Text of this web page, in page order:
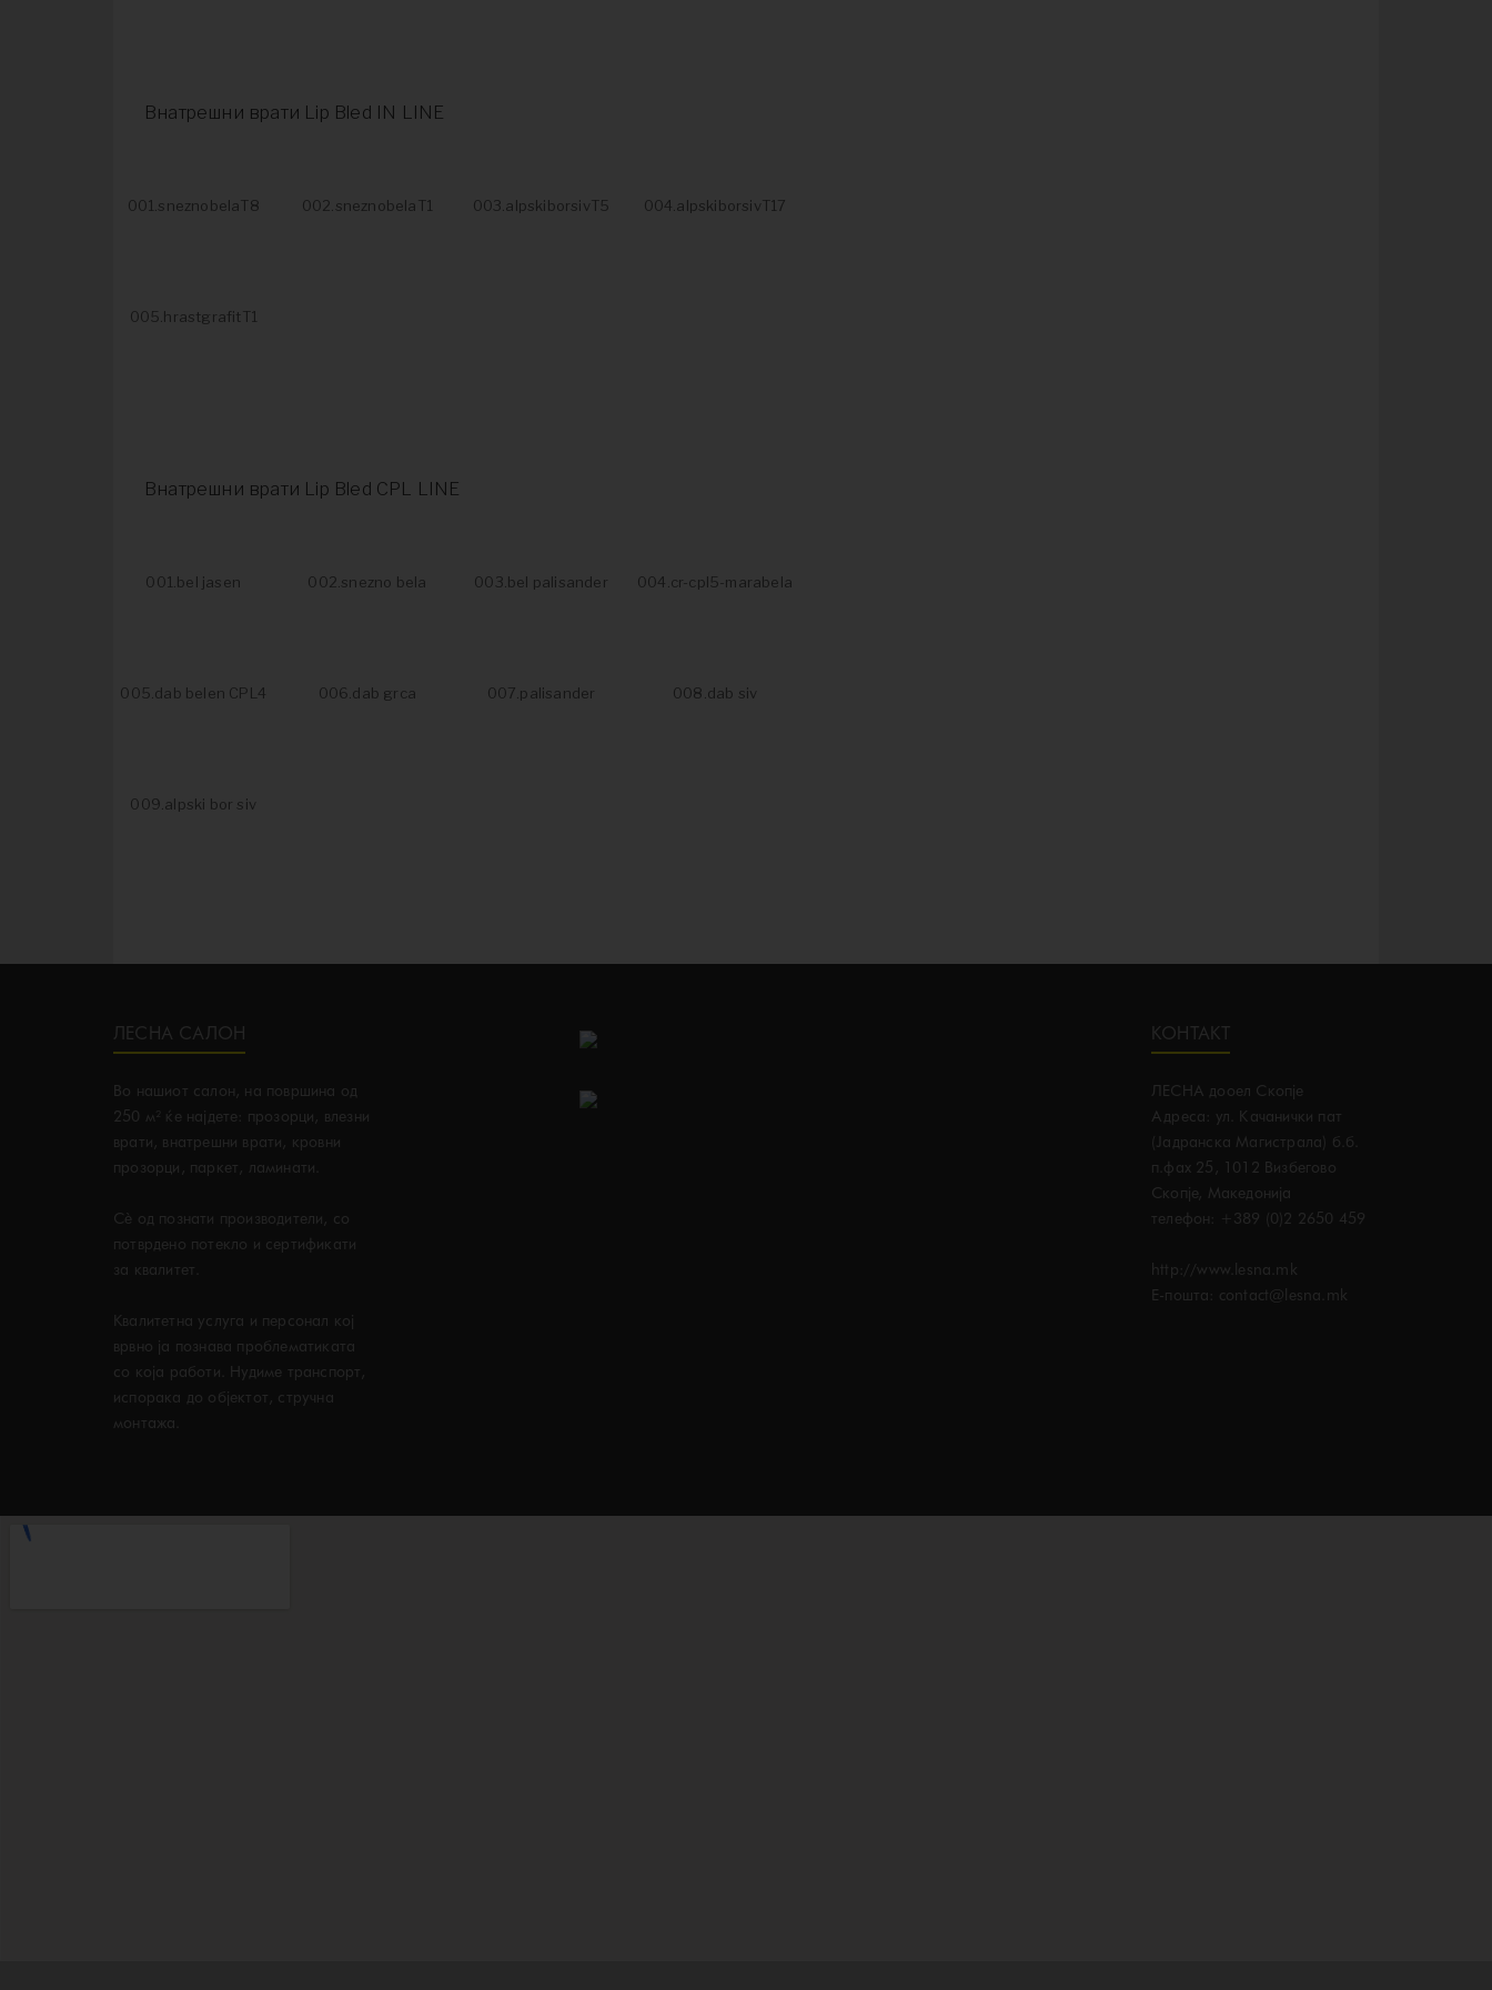
Внатрешни врати Lip Bled IN LINE
001.sneznobelaT8 002.sneznobelaT1 003.alpskiborsivT5 004.alpskiborsivT17
005.hrastgrafitT1
Внатрешни врати Lip Bled CPL LINE
001.bel jasen 002.snezno bela 003.bel palisander 004.cr-cpl5-marabela
005.dab belen CPL4 006.dab grca 007.palisander 008.dab siv
009.alpski bor siv
ЛЕСНА САЛОН
Во нашиот салон, на површина од
250 м² ќе најдете: прозорци, влезни
врати, внатрешни врати, кровни
прозорци, паркет, ламинати.
Сè од познати производители, со
потврдено потекло и сертификати
за квалитет.
Kвалитетна услуга и персонал кој
врвно ја познава проблематиката
со која работи. Нудиме транспорт,
испорака до објектот, стручна
монтажа.
КОНТАКТ
ЛЕСНА дооел Скопје
Адреса: ул. Качанички пат
(Јадранска Магистрала) б.б.
п.фах 25, 1012 Визбегово
Скопје, Македонија
телефон: +389 (0)2 2650 459
http://www.lesna.mk
E-пошта: contact@lesna.mk